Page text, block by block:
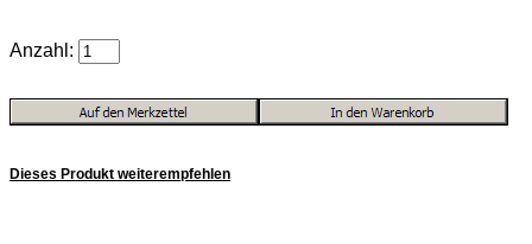
Anzahl:
Dieses Produkt weiterempfehlen